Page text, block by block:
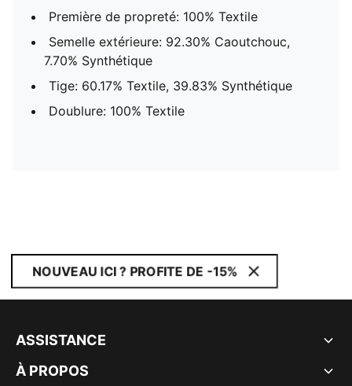
Première de propreté: 100% Textile
Semelle extérieure: 92.30% Caoutchouc,
7.70% Synthétique
Tige: 60.17% Textile, 39.83% Synthétique
Doublure: 100% Textile
NOUVEAU ICI ? PROFITE DE -15%
ASSISTANCE
À PROPOS